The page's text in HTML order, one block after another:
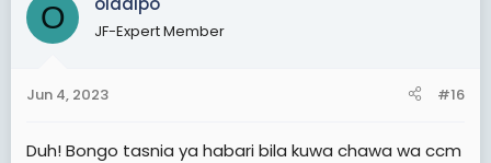
t
i
s
O JF-Expert Member
Jun 4, 2023 #16
Duh! Bongo tasnia ya habari bila kuwa chawa wa ccm